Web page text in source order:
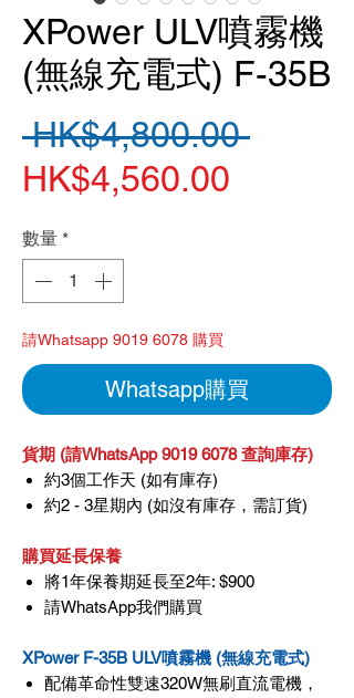
XPower ULV噴霧機
(無線充電式) F-35B
HK$4,800.00 一
HK$4,560.00
數量 *
請Whatsapp 9019 6078 購買
Whatsapp購買
貨期 (請WhatsApp 9019 6078 查詢庫存)
約3個工作天 (如有庫存)
約2 - 3星期內 (如沒有庫存，需訂貨)
購買延長保養
將1年保養期延長至2年: $900
請WhatsApp我們購買
XPower F-35B ULV噴霧機 (無線充電式)
配備革命性雙速320W無刷直流電機，